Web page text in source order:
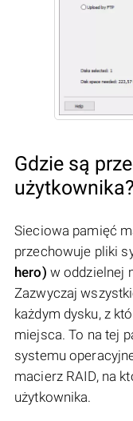
Gdzie są
użytkownika?
Sieciowa pamięć
przechowuje pliki
hero) w oddzielnej
Zazwyczaj
każdym dysku, z
miejsca. To na tej
systemu
macierz RAID, na
użytkownika.